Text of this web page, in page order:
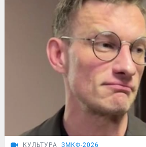
КУЛЬТУРА ЗМКФ-2026